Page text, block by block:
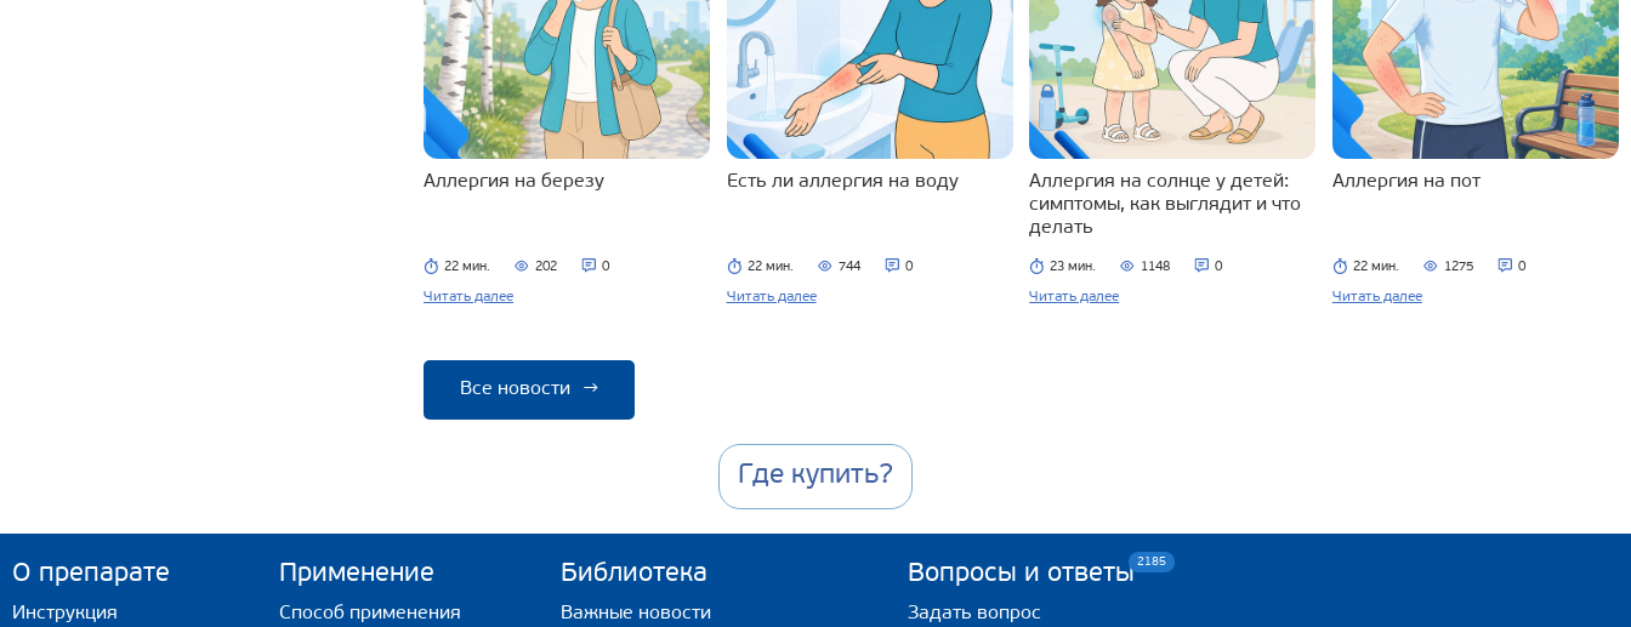
Аллергия на березу
22 мин. 202 0
Читать далее
Есть ли аллергия на воду
22 мин. 744 0
Читать далее
Аллергия на солнце у детей:
симптомы, как выглядит и что
делать
23 мин. 1148 0
Читать далее
Аллергия на пот
22 мин. 1275 0
Читать далее
Все новости →
Где купить?
О препарате
Инструкция
Применение
Способ применения
Библиотека
Важные новости
Вопросы и ответы2185
Задать вопрос